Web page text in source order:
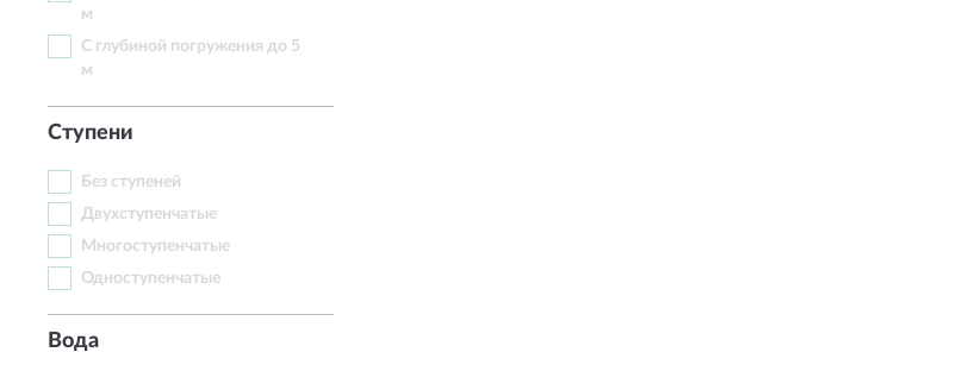
м
С глубиной погружения до 5
м
Ступени
Без ступеней
Двухступенчатые
Многоступенчатые
Одноступенчатые
Вода